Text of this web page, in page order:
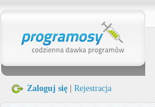
Zaloguj się Rejestracja